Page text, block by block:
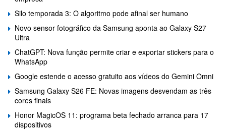
Silo temporada 3: O algoritmo pode afinal ser humano
Novo sensor fotográfico da Samsung aponta ao Galaxy S27
Ultra
ChatGPT: Nova função permite criar e exportar stickers para o
WhatsApp
Google estende o acesso gratuito aos vídeos do Gemini Omni
Samsung Galaxy S26 FE: Novas imagens desvendam as três
cores finais
Honor MagicOS 11: programa beta fechado arranca para 17
dispositivos